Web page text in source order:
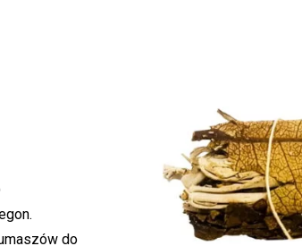
do